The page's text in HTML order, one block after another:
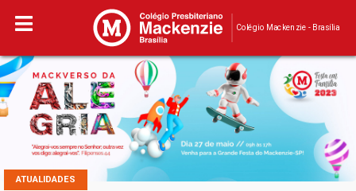
Colégio Mackenzie - Brasília
ATUALIDADES